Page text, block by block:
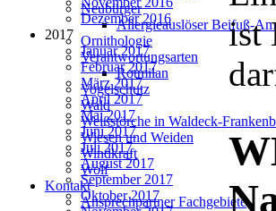
Neubürger
Allergieauslöser Beifuß-
Ornithologie
Verantwortungsarten
Rotmilan
Vogelschutz
Wald
Weißstörche in Waldeck-
Wiesen und Weiden
Windkraft
Wolf
Kontakt
Ansprechpartner Fachgebiete
Dezember 2016
2017
Januar 2017
Februar 2017
März 2017
April 2017
Mai 2017
Juni 2017
Juli 2017
August 2017
September 2017
Oktober 2017
ist